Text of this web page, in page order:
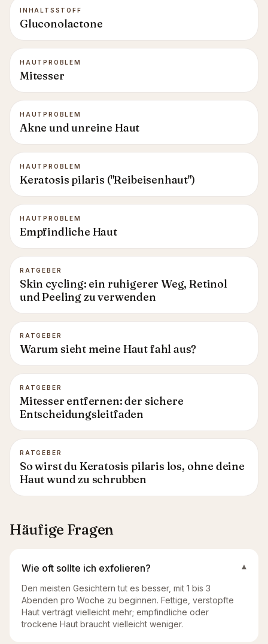
INHALTSSTOFF
Gluconolactone
HAUTPROBLEM
Mitesser
HAUTPROBLEM
Akne und unreine Haut
HAUTPROBLEM
Keratosis pilaris ("Reibeisenhaut")
HAUTPROBLEM
Empfindliche Haut
RATGEBER
Skin cycling: ein ruhigerer Weg, Retinol
und Peeling zu verwenden
RATGEBER
Warum sieht meine Haut fahl aus?
RATGEBER
Mitesser entfernen: der sichere
Entscheidungsleitfaden
RATGEBER
So wirst du Keratosis pilaris los, ohne deine
Haut wund zu schrubben
Häufige Fragen
Wie oft sollte ich exfolieren? ▾
Den meisten Gesichtern tut es besser, mit 1 bis 3
Abenden pro Woche zu beginnen. Fettige, verstopfte
Haut verträgt vielleicht mehr; empfindliche oder
trockene Haut braucht vielleicht weniger.